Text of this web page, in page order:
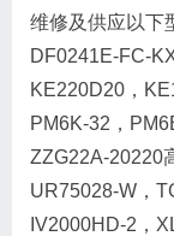
维修及供应以下
DF0241E-FC-
KE220D20，
PM6K-32，
ZZG22A-20220
UR75028-W，
IV2000HD-2，